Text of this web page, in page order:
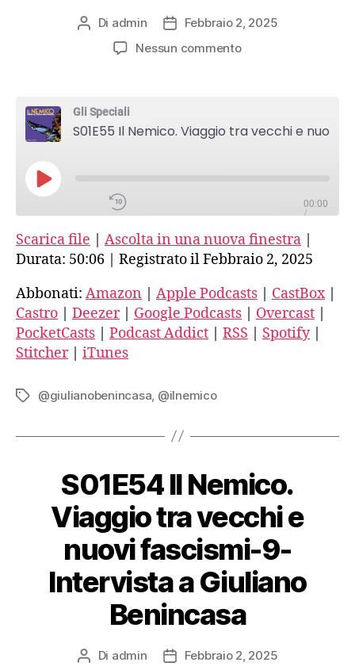
Podcast Addict
Spotify
Stitcher
RSS FEED
Autore
articolo
Di admin
DataFebbraio 2, 2025
Nessun commentosu
tra
Intervista
a
Benincasa
(2
parte)
Gli Speciali
PLAY
EPISODE
1X
00:00
/
50:06
SUBSCRIBE
SHARE
Apple Podcasts
CastBox
Castro
Google Podcasts
Overcast
Podcast Addict
SHARE
LINK
EMBED
Scarica file | Ascolta in una nuova finestra |
Durata: 50:06 | Registrato il Febbraio 2, 2025
Abbonati: Amazon | Apple Podcasts | CastBox|
Castro | Deezer| Google Podcasts | Overcast |
PocketCasts | Podcast Addict | RSS | Spotify|
Stitcher| iTunes
Tag @giulianobenincasa @ilnemico
S01E54 Il Nemico.
Viaggio tra vecchi e
nuovi fascismi-9-
Intervista a Giuliano
Benincasa
Autore
Di admin
DataFebbraio 2, 2025